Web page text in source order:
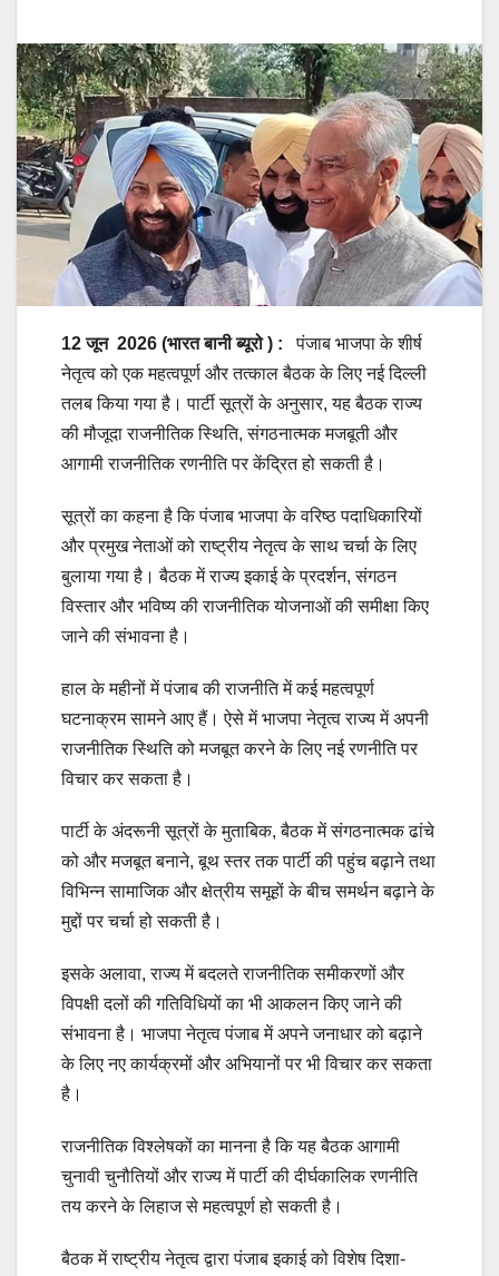
12 जून 2026 (भारत बानी ब्यूरो ) : पंजाब भाजपा के शीर्ष
नेतृत्व को एक महत्वपूर्ण और तत्काल बैठक के लिए नई दिल्ली
तलब किया गया है। पार्टी सूत्रों के अनुसार, यह बैठक राज्य
की मौजूदा राजनीतिक स्थिति, संगठनात्मक मजबूती और
आगामी राजनीतिक रणनीति पर केंद्रित हो सकती है।
सूत्रों का कहना है कि पंजाब भाजपा के वरिष्ठ पदाधिकारियों
और प्रमुख नेताओं को राष्ट्रीय नेतृत्व के साथ चर्चा के लिए
बुलाया गया है। बैठक में राज्य इकाई के प्रदर्शन, संगठन
विस्तार और भविष्य की राजनीतिक योजनाओं की समीक्षा किए
जाने की संभावना है।
हाल के महीनों में पंजाब की राजनीति में कई महत्वपूर्ण
घटनाक्रम सामने आए हैं। ऐसे में भाजपा नेतृत्व राज्य में अपनी
राजनीतिक स्थिति को मजबूत करने के लिए नई रणनीति पर
विचार कर सकता है।
पार्टी के अंदरूनी सूत्रों के मुताबिक, बैठक में संगठनात्मक ढांचे
को और मजबूत बनाने, बूथ स्तर तक पार्टी की पहुंच बढ़ाने तथा
विभिन्न सामाजिक और क्षेत्रीय समूहों के बीच समर्थन बढ़ाने के
मुद्दों पर चर्चा हो सकती है।
इसके अलावा, राज्य में बदलते राजनीतिक समीकरणों और
विपक्षी दलों की गतिविधियों का भी आकलन किए जाने की
संभावना है। भाजपा नेतृत्व पंजाब में अपने जनाधार को बढ़ाने
के लिए नए कार्यक्रमों और अभियानों पर भी विचार कर सकता
है।
राजनीतिक विश्लेषकों का मानना है कि यह बैठक आगामी
चुनावी चुनौतियों और राज्य में पार्टी की दीर्घकालिक रणनीति
तय करने के लिहाज से महत्वपूर्ण हो सकती है।
बैठक में राष्ट्रीय नेतृत्व द्वारा पंजाब इकाई को विशेष दिशा-